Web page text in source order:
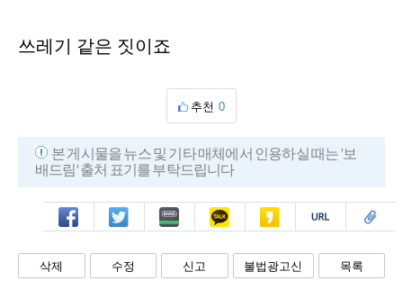
쓰레기 같은 짓이죠
추천 0
본 게시물을 뉴스 및 기타 매체에서 인용하실 때는 '보
배드림' 출처 표기를 부탁드립니다
페북 트윗 밴드 카톡 카스 복사 스크랩
삭제 수정 신고
불법광고신
목록